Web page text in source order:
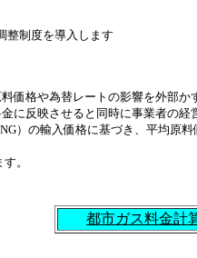
整制度を導入します
価格や為替レートの影響を外部
に反映させると同時に事業者の
）の輸入価格に基づき、平均原
。
都市ガス料金計